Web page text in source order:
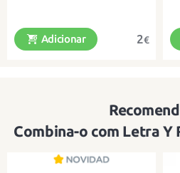
2€
Adicionar
Uma bela carta de tecido para
Combina-o com Letra